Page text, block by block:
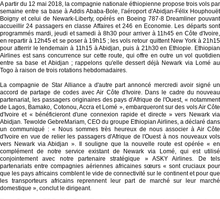
A partir du 12 mai 2018, la compagnie nationale éthiopienne propose trois vols par
semaine entre sa base à Addis Ababa-Bole, l'aéroport d'Abidjan-Félix Houphouët
Boigny et celui de Newark-Liberty, opérés en Boeing 787-8 Dreamliner pouvant
accueillir 24 passagers en classe Affaires et 246 en Economie. Les départs sont
programmés mardi, jeudi et samedi à 8h30 pour arriver à 11h45 en Côte d'Ivoire,
en repartir à 12h45 et se poser à 19h15 ; les vols retour quittent New York à 21h15
pour atterrir le lendemain à 11h15 à Abidjan, puis à 21h30 en Ethiopie. Ethiopian
Airlines est sans concurrence sur cette route, qui offre en outre un vol quotidien
entre sa base et Abidjan ; rappelons qu'elle dessert déjà Newark via Lomé au
Togo à raison de trois rotations hebdomadaires.
La compagnie de Star Alliance a d'autre part annoncé mercredi avoir signé un
accord de partage de codes avec Air Côte d'Ivoire. Dans le cadre du nouveau
partenariat, les passagers originaires des pays d'Afrique de l'Ouest, « notamment
de Lagos, Bamako, Cotonou, Accra et Lomé », embarqueront sur des vols Air Côte
d'Ivoire et « bénéficieront d'une connexion rapide et directe » vers Newark via
Abidjan. Tewolde GebreMariam, CEO du groupe Ethiopian Airlines, a déclaré dans
un communiqué : « Nous sommes très heureux de nous associer à Air Côte
d'Ivoire en vue de relier les passagers d'Afrique de l'Ouest à nos nouveaux vols
vers Newark via Abidjan ». Il souligne que la nouvelle route est opérée « en
complément de notre service existant de Newark via Lomé, qui est utilisé
conjointement avec notre partenaire stratégique » ASKY Airlines. De tels
partenariats entre compagnies aériennes africaines sœurs « sont cruciaux pour
que les pays africains comblent le vide de connectivité sur le continent et pour que
les transporteurs africains reprennent leur part de marché sur leur marché
domestique », conclut le dirigeant.